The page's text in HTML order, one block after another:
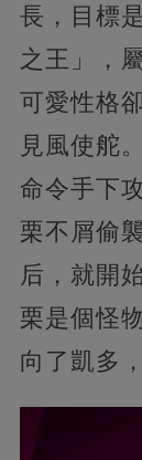
長，目標
之王」，
可愛性格
見風使舵
命令手下
栗不屑偷
后，就開
栗是個怪
向了凱多